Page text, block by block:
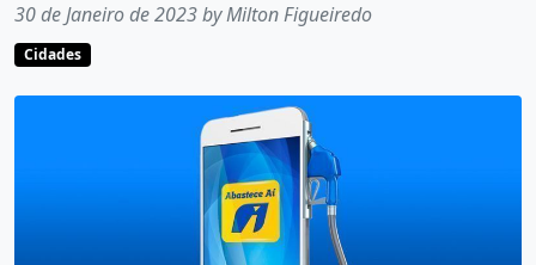
30 de Janeiro de 2023 by Milton Figueiredo
Cidades